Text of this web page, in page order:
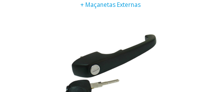
+ Maçanetas Externas